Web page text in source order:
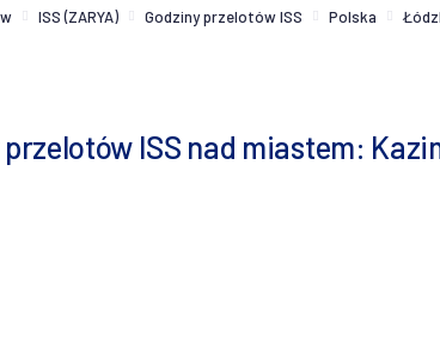
ISS (ZARYA) Godziny przelotów ISS Polska
ISS nad miastem: